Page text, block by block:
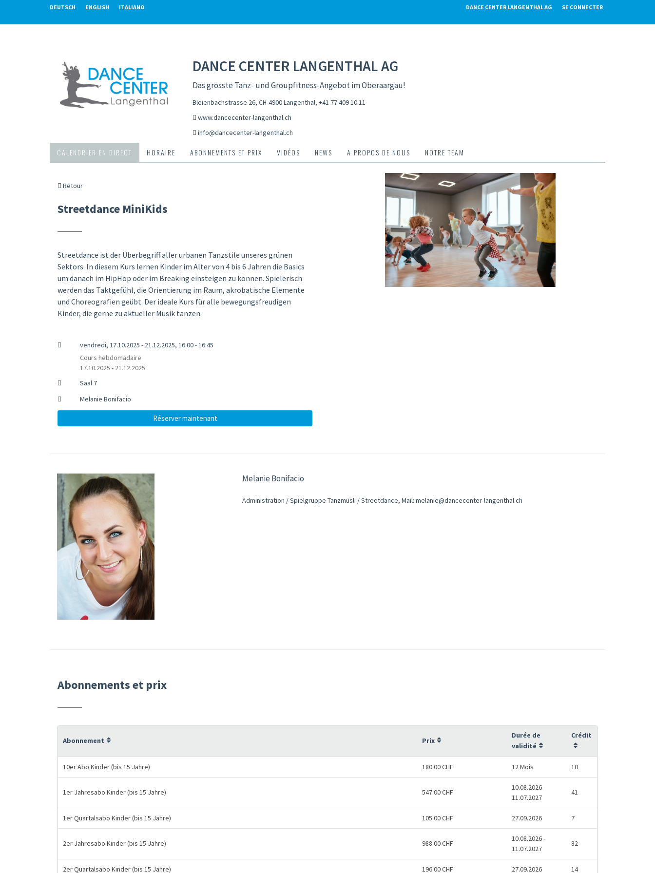
DEUTSCH ENGLISH ITALIANO DANCE CENTER LANGENTHAL AG SE CONNECTER
DANCE CENTER LANGENTHAL AG
Das grösste Tanz- und Groupfitness-Angebot im Oberaargau!
Bleienbachstrasse 26, CH-4900 Langenthal, +41 77 409 10 11
www.dancecenter-langenthal.ch
info@dancecenter-langenthal.ch
CALENDRIER EN DIRECT HORAIRE ABONNEMENTS ET PRIX VIDÉOS NEWS A PROPOS DE NOUS NOTRE TEAM
Retour
Streetdance MiniKids
Streetdance ist der Überbegriff aller urbanen Tanzstile unseres grünen
Sektors. In diesem Kurs lernen Kinder im Alter von 4 bis 6 Jahren die Basics
um danach im HipHop oder im Breaking einsteigen zu können. Spielerisch
werden das Taktgefühl, die Orientierung im Raum, akrobatische Elemente
und Choreografien geübt. Der ideale Kurs für alle bewegungsfreudigen
Kinder, die gerne zu aktueller Musik tanzen.
vendredi, 17.10.2025 - 21.12.2025, 16:00 - 16:45
Cours hebdomadaire
17.10.2025 - 21.12.2025
Saal 7
Melanie Bonifacio
Réserver maintenant
Melanie Bonifacio
Administration / Spielgruppe Tanzmüsli / Streetdance, Mail: melanie@dancecenter-langenthal.ch
Abonnements et prix
Abonnement Prix
Durée de
validité
Crédit
10er Abo Kinder (bis 15 Jahre) 180.00 CHF 12 Mois 10
1er Jahresabo Kinder (bis 15 Jahre) 547.00 CHF
10.08.2026 -
11.07.2027
41
1er Quartalsabo Kinder (bis 15 Jahre) 105.00 CHF 27.09.2026 7
2er Jahresabo Kinder (bis 15 Jahre) 988.00 CHF
10.08.2026 -
11.07.2027
82
2er Quartalsabo Kinder (bis 15 Jahre) 196.00 CHF 27.09.2026 14